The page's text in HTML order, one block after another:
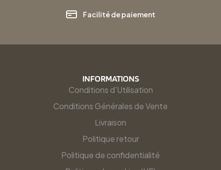
Facilité de paiement
INFORMATIONS
Conditions d'Utilisation
Conditions Générales de Vente
Livraison
Politique retour
Politique de confidentialité